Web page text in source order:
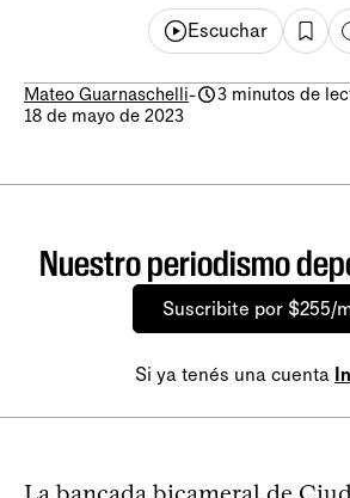
Escuchar
Mateo Guarnaschelli-
3 minutos de
18 de mayo de 2023
Nuestro periodismo
Suscribite por $255/
Si ya tenés una cuenta